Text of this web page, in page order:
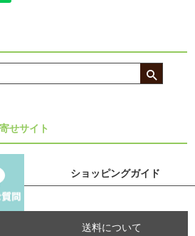
せサイト
ショッピングガイド
送料について